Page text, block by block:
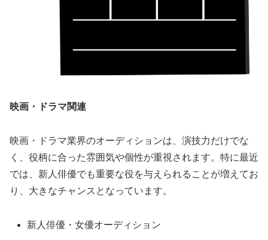
映画・ドラマ関連
映画・ドラマ業界のオーディションは、演技力だけでな
く、役柄に合った雰囲気や個性が重視されます。特に最近
では、新人俳優でも重要な役を与えられることが増えてお
り、大きなチャンスとなっています。
新人俳優・女優オーディション